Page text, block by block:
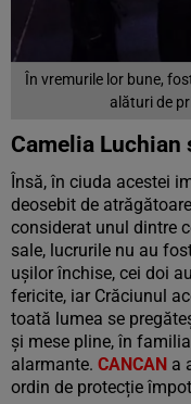
În vremurile lor bune,
alături de
Camelia Luchian
Însă, în ciuda acestei
deosebit de
considerat unul dintre
sale, lucrurile nu au
ușilor închise, cei doi
fericite, iar Crăciunul
toată lumea se
și mese pline, în
alarmante. CANCAN a
ordin de protecție